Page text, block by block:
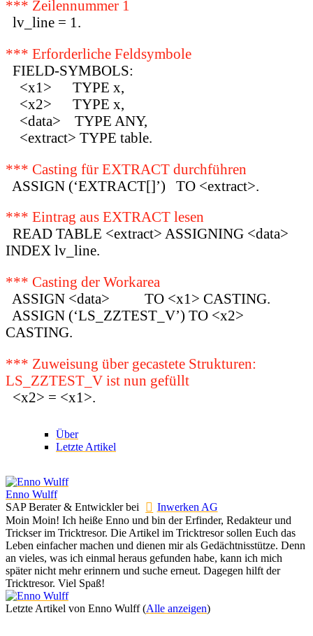
*** Zeilennummer 1
lv_line = 1.
*** Erforderliche Feldsymbole
FIELD-SYMBOLS:
<x1> TYPE x,
<x2> TYPE x,
<data> TYPE ANY,
<extract> TYPE table.
*** Casting für EXTRACT durchführen
ASSIGN (‘EXTRACT[]’) TO <extract>.
*** Eintrag aus EXTRACT lesen
READ TABLE <extract> ASSIGNING <data>
INDEX lv_line.
*** Casting der Workarea
ASSIGN <data> TO <x1> CASTING.
ASSIGN (‘LS_ZZTEST_V’) TO <x2>
CASTING.
*** Zuweisung über gecastete Strukturen:
LS_ZZTEST_V ist nun gefüllt
<x2> = <x1>.
Über
Letzte Artikel
Enno Wulff
SAP Berater & Entwicklerbei
Inwerken AG
Moin Moin! Ich heiße Enno und bin der Erfinder, Redakteur und
Trickser im Tricktresor. Die Artikel im Tricktresor sollen Euch das
Leben einfacher machen und dienen mir als Gedächtnisstütze. Denn
an vieles, was ich einmal heraus gefunden habe, kann ich mich
später nicht mehr erinnern und suche erneut. Dagegen hilft der
Tricktresor. Viel Spaß!
Letzte Artikel von Enno Wulff(Alle anzeigen)